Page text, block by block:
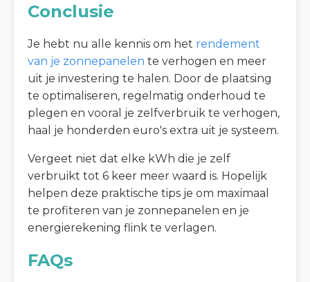
Conclusie
Je hebt nu alle kennis om het rendement
van je zonnepanelen te verhogen en meer
uit je investering te halen. Door de plaatsing
te optimaliseren, regelmatig onderhoud te
plegen en vooral je zelfverbruik te verhogen,
haal je honderden euro's extra uit je systeem.
Vergeet niet dat elke kWh die je zelf
verbruikt tot 6 keer meer waard is. Hopelijk
helpen deze praktische tips je om maximaal
te profiteren van je zonnepanelen en je
energierekening flink te verlagen.
FAQs